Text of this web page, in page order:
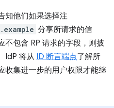
知他们如果选择注
分享所请求的信
不包含 RP 请求的字段，则披
IdP 将从 ID 断言端点了解所
收集进一步的用户权限才能继